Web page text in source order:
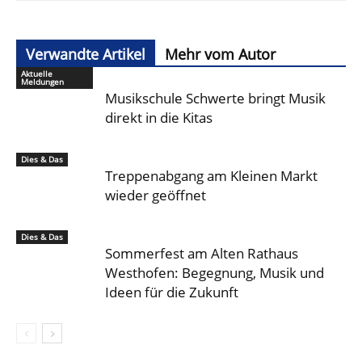
Verwandte Artikel Mehr vom Autor
Aktuelle
Meldungen
Musikschule Schwerte bringt Musik
direkt in die Kitas
Dies & Das
Treppenabgang am Kleinen Markt
wieder geöffnet
Dies & Das
Sommerfest am Alten Rathaus
Westhofen: Begegnung, Musik und
Ideen für die Zukunft